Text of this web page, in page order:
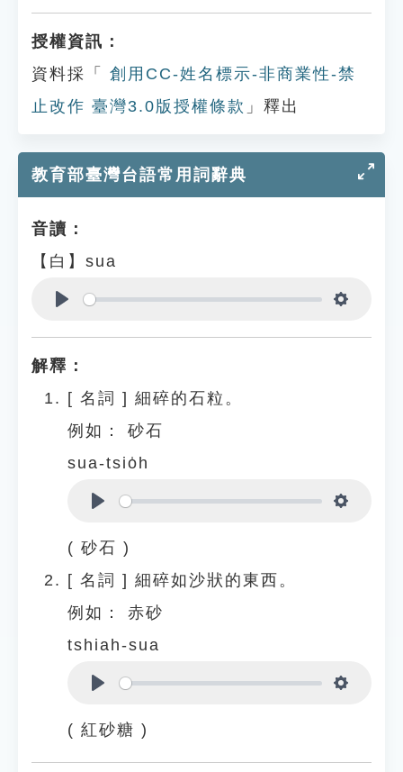
授權資訊：
資料採「
創用CC-姓名標示-非商業性-禁
止改作 臺灣3.0版授權條款 」釋出
教育部臺灣台語常用詞辭典
音讀：
【白】sua
解釋：
[ 名詞 ] 細碎的石粒。
例如：
砂石
sua-tsio̍h
( 砂石 )
[ 名詞 ] 細碎如沙狀的東西。
例如：
赤砂
tshiah-sua
( 紅砂糖 )